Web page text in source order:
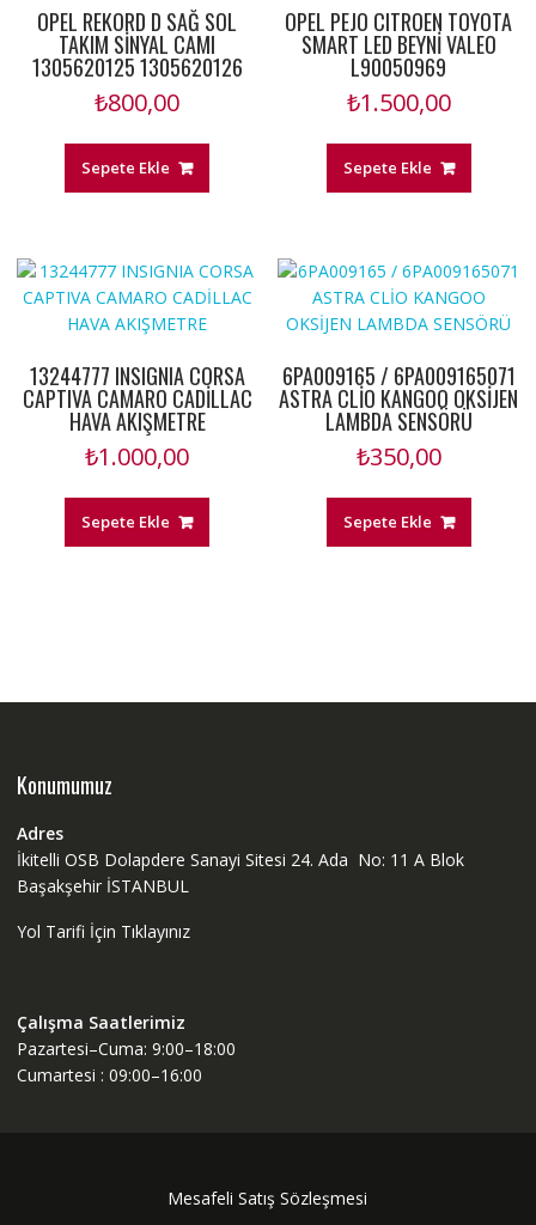
OPEL REKORD D SAĞ SOL
TAKIM SİNYAL CAMI
1305620125 1305620126
₺800,00
Sepete Ekle
OPEL PEJO CITROEN TOYOTA
SMART LED BEYNİ VALEO
L90050969
₺1.500,00
Sepete Ekle
13244777 INSIGNIA CORSA
CAPTIVA CAMARO CADİLLAC
HAVA AKIŞMETRE
₺1.000,00
Sepete Ekle
6PA009165 / 6PA009165071
ASTRA CLİO KANGOO OKSİJEN
LAMBDA SENSÖRÜ
₺350,00
Sepete Ekle
Konumumuz
Adres
İkitelli OSB Dolapdere Sanayi Sitesi 24. Ada No: 11 A Blok
Başakşehir İSTANBUL
Yol Tarifi İçin Tıklayınız
Çalışma Saatlerimiz
Pazartesi–Cuma: 9:00–18:00
Cumartesi : 09:00–16:00
Mesafeli Satış Sözleşmesi